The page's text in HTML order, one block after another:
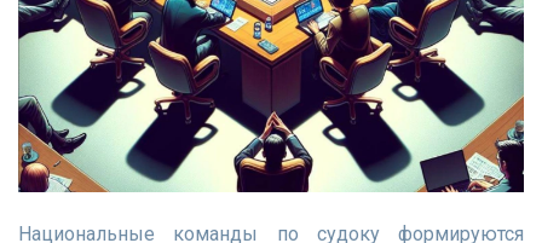
Национальные команды по судоку формируются